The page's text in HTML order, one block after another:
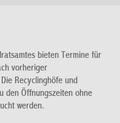
bieten Termine für
vorheriger
Recyclinghöfe und
den Öffnungszeiten ohne
werden.